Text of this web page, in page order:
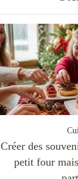
Créer des
petit four